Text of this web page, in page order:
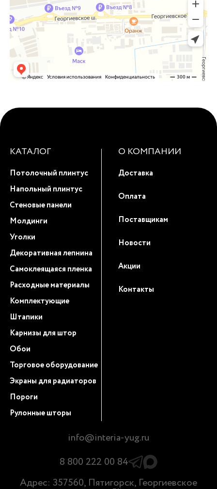
КАТАЛОГ
Потолочный плинтус
Напольный плинтус
Стеновые панели
Молдинги
Уголки
Декоративная лепнина
Самоклеящаяся пленка
Расходные материалы
Комплектующие
Штапики
Карнизы для штор
Обои
Торговое оборудование
Экраны для радиаторов
Пороги
Рулонные шторы
О КОМПАНИИ
Доставка
Оплата
Поставщикам
Новости
Акции
Контакты
info@interia-yug.ru
8 800 222 00 84
Адрес: 357560, Пятигорск, Георгиевское